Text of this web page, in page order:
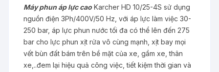
Máy phun áp lực cao Karcher HD 10/25-4S sử dụng
nguồn điện 3Ph/400V/50 Hz, với áp lực làm việc 30-
250 bar, áp lực phun nước tối đa có thể lên đến 275
bar cho lực phun xịt rửa vô cùng mạnh, xịt bay mọi
vết bùn đất bám trên bề mặt của xe, gầm xe, thân
xe,..đem lại hiệu quả công việc, tiết kiệm thời gian và